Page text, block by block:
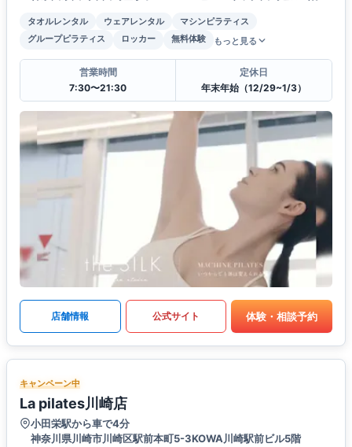
タオルレンタル ウェアレンタル
マシンピラティス
グループピラティス
ロッカー 無料体験 もっと見る
営業時間
7:30〜21:30
定休日
年末年始（12/29~1/3）
店舗情報 公式サイト 体験・相談予約
キャンペーン中
La pilates川崎店
小田栄駅から車で4分
神奈川県川崎市川崎区駅前本町5-3KOWA川崎駅前ビル5階